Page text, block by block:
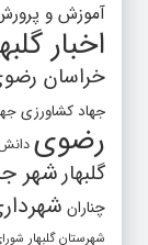
آموزش و
اخبار
خراسان
جهاد کشاورزی
رضوی
گلبهارشهر
چناران
شهرستان گلبهار